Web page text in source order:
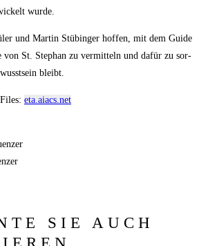
wurde.
und Mar­tin Stü­bin­ger hof­fen, mit dem Gui­de
von St. Ste­phan zu ver­mit­teln und dafür zu sor­
bleibt.
eta.aiacs.net
SIE AUCH